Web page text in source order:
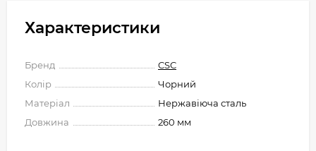
Характеристики
Бренд
CSC
Колір
Чорний
Матеріал
Нержавіюча сталь
Довжина
260 мм